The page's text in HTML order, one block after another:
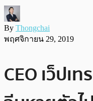
By Thongchai
พฤศจิกายน 29, 2019
CEO เว็ปเ